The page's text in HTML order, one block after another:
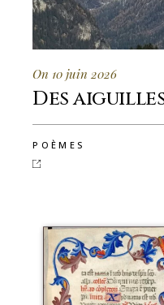
On 10 juin 2026
Des
POÈMES